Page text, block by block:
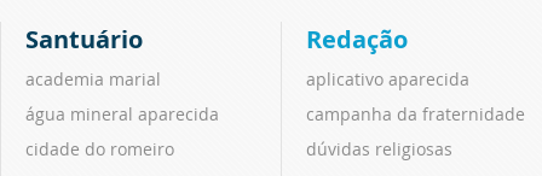
Santuário
academia marial
água mineral aparecida
cidade do romeiro
Redação
aplicativo aparecida
campanha da fraternidade
dúvidas religiosas